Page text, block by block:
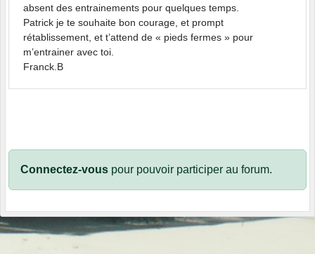
absent des entrainements pour quelques temps.
Patrick je te souhaite bon courage, et prompt
rétablissement, et t’attend de « pieds fermes » pour
m’entrainer avec toi.
Franck.B
Connectez-vous pour pouvoir participer au forum.